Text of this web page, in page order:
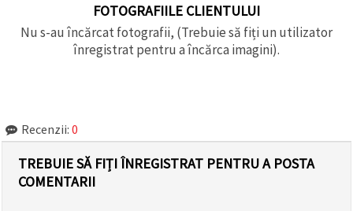
FOTOGRAFIILE CLIENTULUI
Nu s-au încărcat fotografii, (Trebuie să fiți un utilizator
înregistrat pentru a încărca imagini).
Recenzii: 0
TREBUIE SĂ FIȚI ÎNREGISTRAT PENTRU A POSTA
COMENTARII